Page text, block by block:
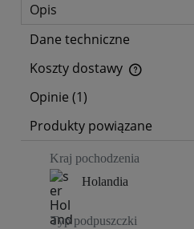
Opis
Dane techniczne
Koszty dostawy
Cena nie zawiera ewentualnych
Opinie (1)
Produkty powiązane
Kraj pochodzenia
Holandia
Typ podpuszczki